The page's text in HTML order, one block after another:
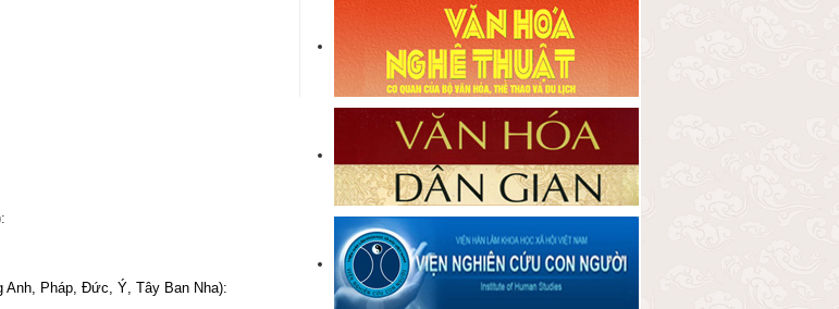
Anh, Pháp, Đức, Ý, Tây Ban Nha):